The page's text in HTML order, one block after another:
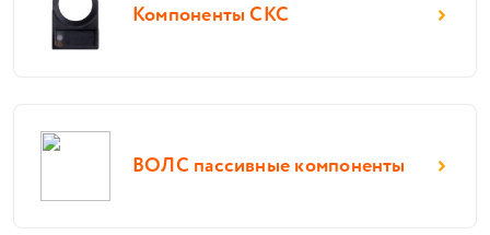
Компоненты СКС
ВОЛС пассивные компоненты